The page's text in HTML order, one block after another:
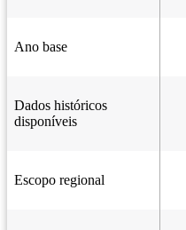
Ano base
Dados históricos
disponíveis
Escopo regional